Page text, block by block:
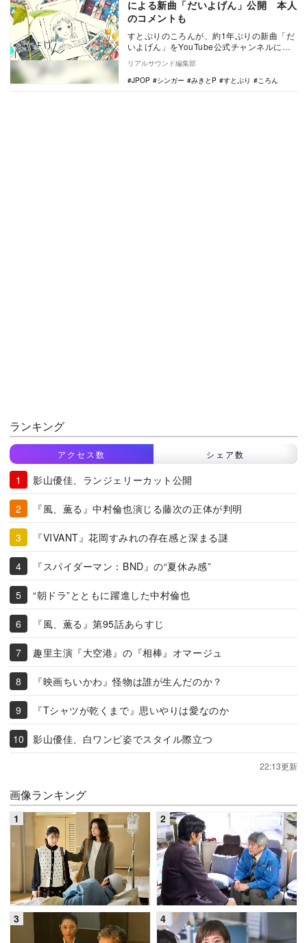
による新曲「だいよげん」公開 本人
のコメントも
すとぷりのころんが、約1年ぶりの新曲「だ
いよげん」をYouTube公式チャンネルにて
公開した。 ころん「だいよげん」 …
リアルサウンド編集部
JPOP
シンガー みきとP すとぷり ころん
ランキング
アクセス数 シェア数
影山優佳、ランジェリーカット公開
『風、薫る』中村倫也演じる藤次の正体が判明
『VIVANT』花岡すみれの存在感と深まる謎
『スパイダーマン：BND』の“夏休み感”
“朝ドラ”とともに躍進した中村倫也
『風、薫る』第95話あらすじ
趣里主演『大空港』の『相棒』オマージュ
『映画ちいかわ』怪物は誰が生んだのか？
『Tシャツが乾くまで』思いやりは愛なのか
影山優佳、白ワンピ姿でスタイル際立つ
22:13更新
画像ランキング